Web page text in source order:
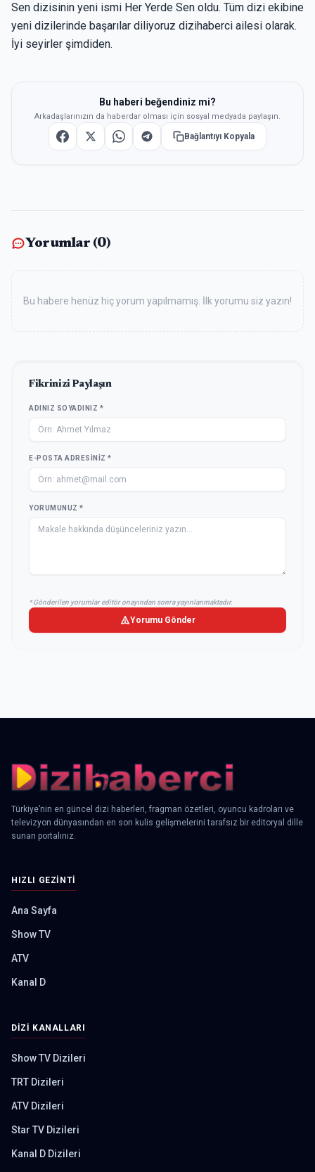
Sen dizisinin yeni ismi Her Yerde Sen oldu. Tüm dizi ekibine
yeni dizilerinde başarılar diliyoruz dizihaberci ailesi olarak.
İyi seyirler şimdiden.
Bu haberi beğendiniz mi?
Arkadaşlarınızın da haberdar olması için sosyal medyada paylaşın.
Bağlantıyı Kopyala
Yorumlar (0)
Bu habere henüz hiç yorum yapılmamış. İlk yorumu siz yazın!
Fikrinizi Paylaşın
ADINIZ SOYADINIZ *
E-POSTA ADRESINIZ *
YORUMUNUZ *
* Gönderilen yorumlar editör onayından sonra yayınlanmaktadır.
Yorumu Gönder
Türkiye’nin en güncel dizi haberleri, fragman özetleri, oyuncu kadroları ve
televizyon dünyasından en son kulis gelişmelerini tarafsız bir editoryal dille
sunan portalınız.
HIZLI GEZINTI
Ana Sayfa
Show TV
ATV
Kanal D
DIZI KANALLARI
Show TV Dizileri
TRT Dizileri
ATV Dizileri
Star TV Dizileri
Kanal D Dizileri